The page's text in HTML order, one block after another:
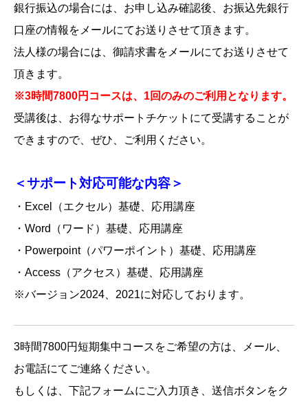
銀行振込の場合には、お申し込み確認後、お振込先銀行
口座の情報をメールにてお送りさせて頂きます。
法人様の場合には、御請求書をメールにてお送りさせて
頂きます。
※3時間7800円コースは、1回のみのご利用となります。
受講後は、お得なサポートチケットにて受講することが
できますので、ぜひ、ご利用ください。
＜サポート対応可能な内容＞
・Excel（エクセル）基礎、応用講座
・Word（ワード）基礎、応用講座
・Powerpoint（パワーポイント）基礎、応用講座
・Access（アクセス）基礎、応用講座
※バージョン2024、2021に対応しております。
3時間7800円短期集中コースをご希望の方は、メール、
お電話にてご連絡ください。
もしくは、下記フォームにご入力頂き、送信ボタンをク